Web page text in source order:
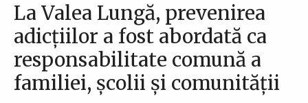
La Valea Lungă, prevenirea
adicțiilor a fost abordată ca
responsabilitate comună a
familiei, școlii și comunității